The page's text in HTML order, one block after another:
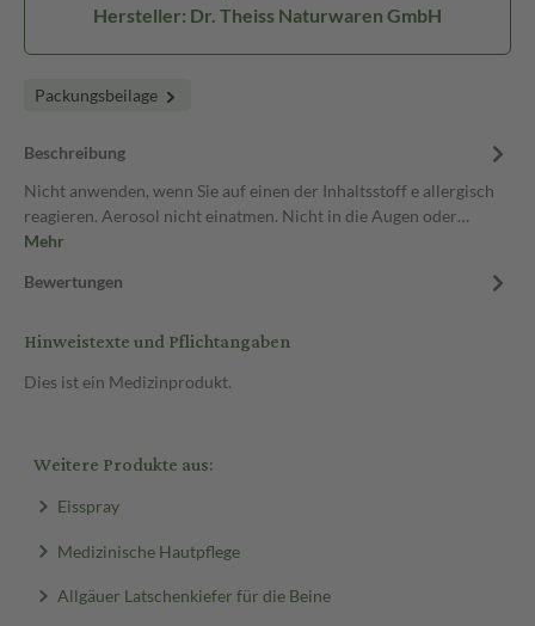
Hersteller: Dr. Theiss Naturwaren GmbH
Packungsbeilage
Beschreibung
Nicht anwenden, wenn Sie auf einen der Inhaltsstoff e allergisch
reagieren. Aerosol nicht einatmen. Nicht in die Augen oder…
Mehr
Bewertungen
Hinweistexte und Pflichtangaben
Dies ist ein Medizinprodukt.
Weitere Produkte aus:
Eisspray
Medizinische Hautpflege
Allgäuer Latschenkiefer für die Beine